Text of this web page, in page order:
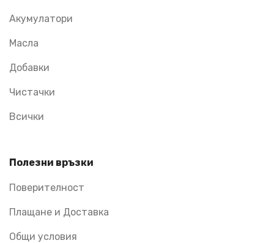
Акумулатори
Масла
Добавки
Чистачки
Всички
Полезни връзки
Поверителност
Плащане и Доставка
Общи условия